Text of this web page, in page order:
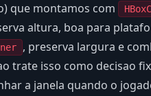
que montamos com
altura, boa para
, preserva largura e
trate isso como decisao
a janela quando o